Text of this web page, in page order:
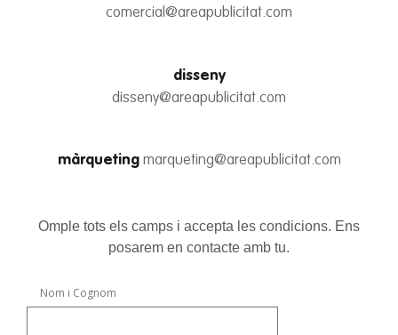
comercial@areapublicitat.com
disseny
disseny@areapublicitat.com
màrqueting marqueting@areapublicitat.com
Omple tots els camps i accepta les condicions. Ens
posarem en contacte amb tu.
Nom i Cognom